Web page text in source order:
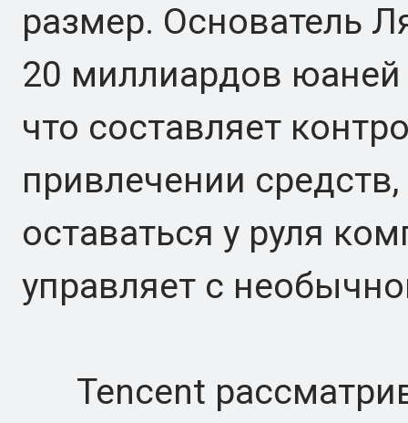
размер. Основатель
20 миллиардов юаней
что составляет
привлечении
оставаться у руля
управляет с
Tencent